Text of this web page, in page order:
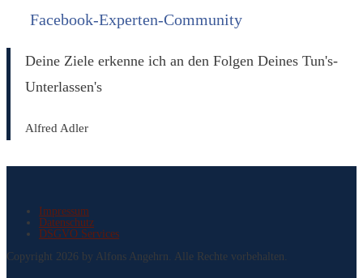
Facebook-Experten-Community
Deine Ziele erkenne ich an den Folgen Deines Tun's-
Unterlassen's
Alfred Adler
Impressum
Datenschutz
DSGVO Services
Copyright 2026 by Alfons Angehrn. Alle Rechte vorbehalten.